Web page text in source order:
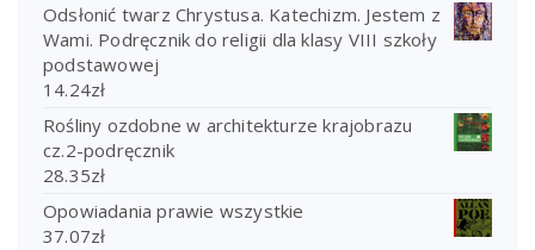
Odsłonić twarz Chrystusa. Katechizm. Jestem z
Wami. Podręcznik do religii dla klasy VIII szkoły
podstawowej
14.24zł
Rośliny ozdobne w architekturze krajobrazu
cz.2-podręcznik
28.35zł
Opowiadania prawie wszystkie
37.07zł